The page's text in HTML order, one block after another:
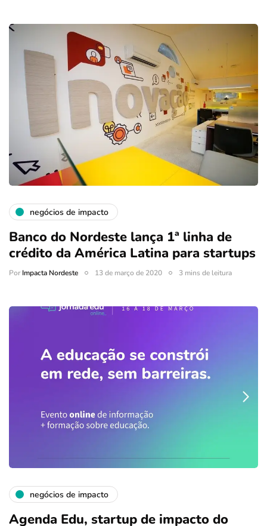
negócios de impacto
Banco do Nordeste lança 1ª linha de
crédito da América Latina para startups
PorImpacta Nordeste 13 de março de 2020 3 mins de leitura
negócios de impacto
Agenda Edu, startup de impacto do